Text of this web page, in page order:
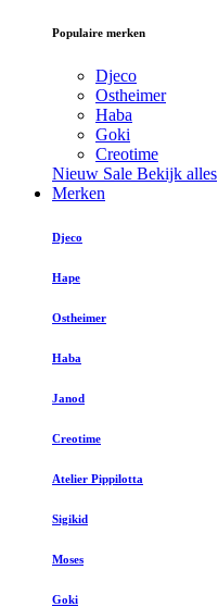
Populaire merken
Djeco
Ostheimer
Haba
Goki
Creotime
Nieuw Sale Bekijk alles
Merken
Djeco
Hape
Ostheimer
Haba
Janod
Creotime
Atelier Pippilotta
Sigikid
Moses
Goki